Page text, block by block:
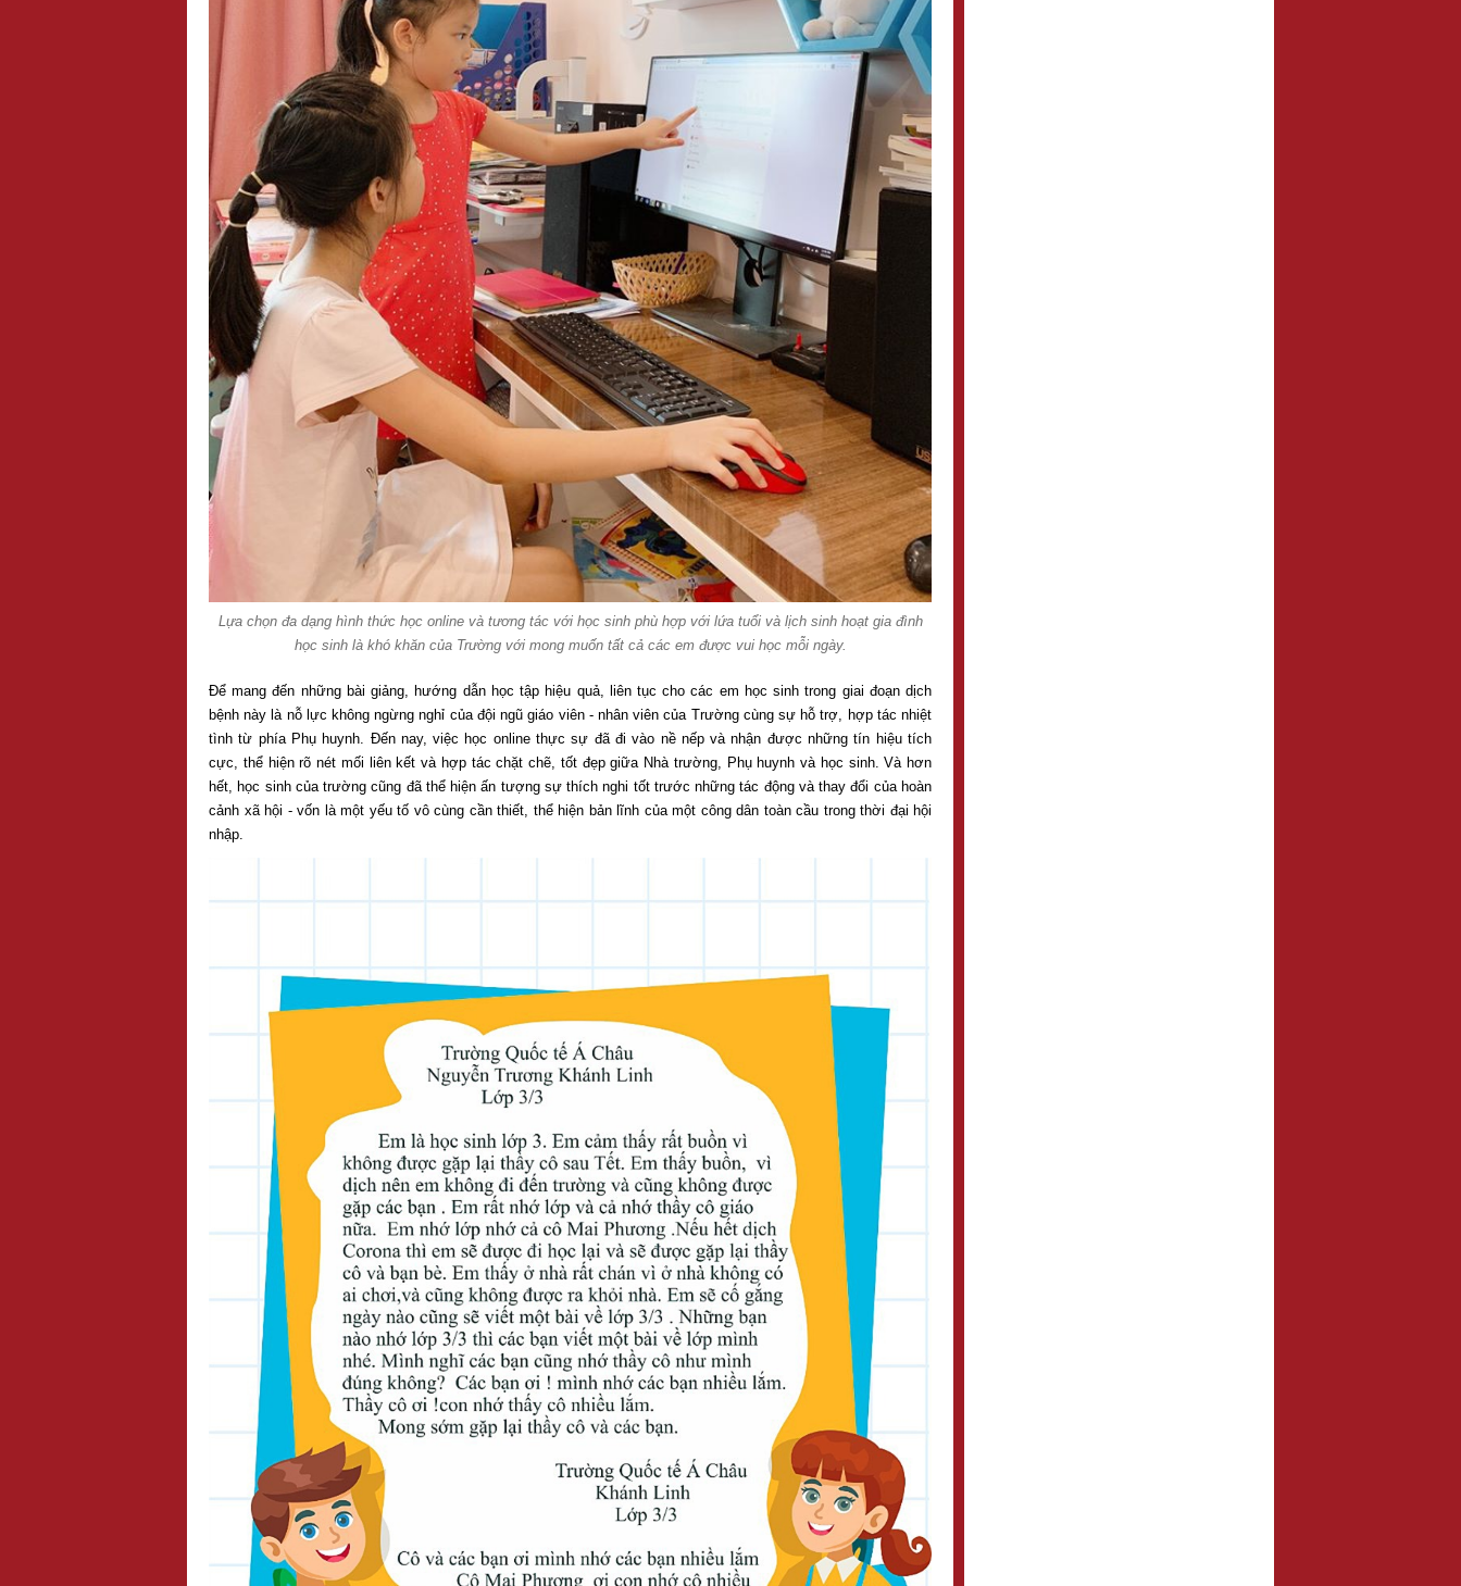
Lựa chọn đa dạng hình thức học online và tương tác với học sinh phù hợp với lứa tuổi và lịch sinh hoạt gia đình
học sinh là khó khăn của Trường với mong muốn tất cả các em được vui học mỗi ngày.
Để mang đến những bài giảng, hướng dẫn học tập hiệu quả, liên tục cho các em học sinh trong giai đoạn dịch
bệnh này là nỗ lực không ngừng nghỉ của đội ngũ giáo viên - nhân viên của Trường cùng sự hỗ trợ, hợp tác nhiệt
tình từ phía Phụ huynh. Đến nay, việc học online thực sự đã đi vào nề nếp và nhận được những tín hiệu tích
cực, thể hiện rõ nét mối liên kết và hợp tác chặt chẽ, tốt đẹp giữa Nhà trường, Phụ huynh và học sinh. Và hơn
hết, học sinh của trường cũng đã thể hiện ấn tượng sự thích nghi tốt trước những tác động và thay đổi của hoàn
cảnh xã hội - vốn là một yếu tố vô cùng cần thiết, thể hiện bản lĩnh của một công dân toàn cầu trong thời đại hội
nhập.